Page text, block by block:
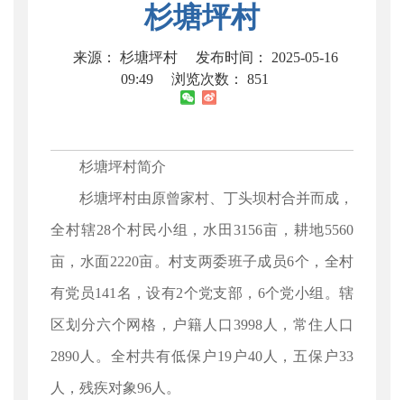
杉塘坪村
来源： 杉塘坪村
发布时间： 2025-05-16
09:49
浏览次数： 851
杉塘坪村简介
杉塘坪村由原曾家村、丁头坝村合并而成，
全村辖28个村民小组，水田3156亩，耕地5560
亩，水面2220亩。村支两委班子成员6个，全村
有党员141名，设有2个党支部，6个党小组。辖
区划分六个网格，户籍人口3998人，常住人口
2890人。全村共有低保户19户40人，五保户33
人，残疾对象96人。